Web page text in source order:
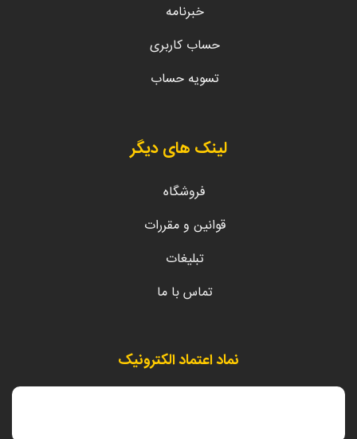
خبرنامه
حساب کاربری
تسویه حساب
لینک های دیگر
فروشگاه
قوانین و مقررات
تبلیغات
تماس با ما
نماد اعتماد الکترونیک